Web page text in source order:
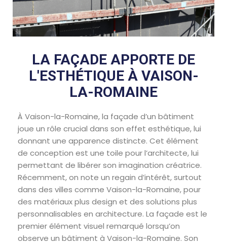
LA FAÇADE APPORTE DE
L'ESTHÉTIQUE À VAISON-
LA-ROMAINE
À Vaison-la-Romaine, la façade d’un bâtiment
joue un rôle crucial dans son effet esthétique, lui
donnant une apparence distincte. Cet élément
de conception est une toile pour l’architecte, lui
permettant de libérer son imagination créatrice.
Récemment, on note un regain d’intérêt, surtout
dans des villes comme Vaison-la-Romaine, pour
des matériaux plus design et des solutions plus
personnalisables en architecture. La façade est le
premier élément visuel remarqué lorsqu’on
observe un bâtiment à Vaison-la-Romaine. Son